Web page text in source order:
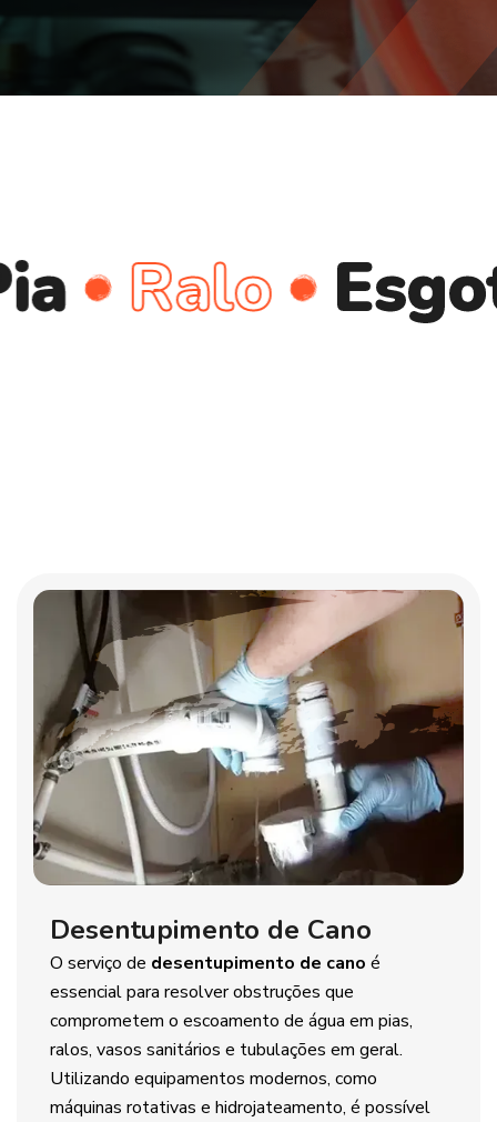
Esgoto
Desentupimento de Cano
O serviço de desentupimento de cano é
essencial para resolver obstruções que
comprometem o escoamento de água em pias,
ralos, vasos sanitários e tubulações em geral.
Utilizando equipamentos modernos, como
máquinas rotativas e hidrojateamento, é possível